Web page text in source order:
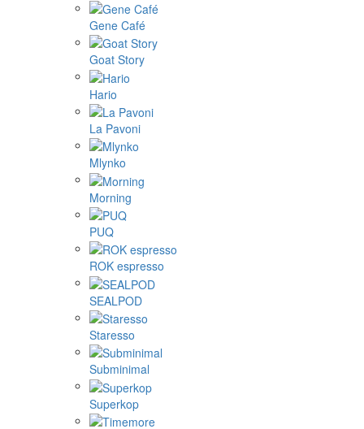
Gene Café
Goat Story
Hario
La Pavoni
Mlynko
Morning
PUQ
ROK espresso
SEALPOD
Staresso
Subminimal
Superkop